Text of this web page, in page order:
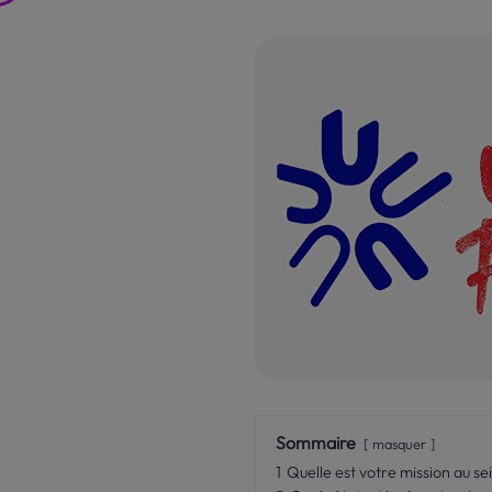
Sommaire masquer
1 Quelle est votre mission au